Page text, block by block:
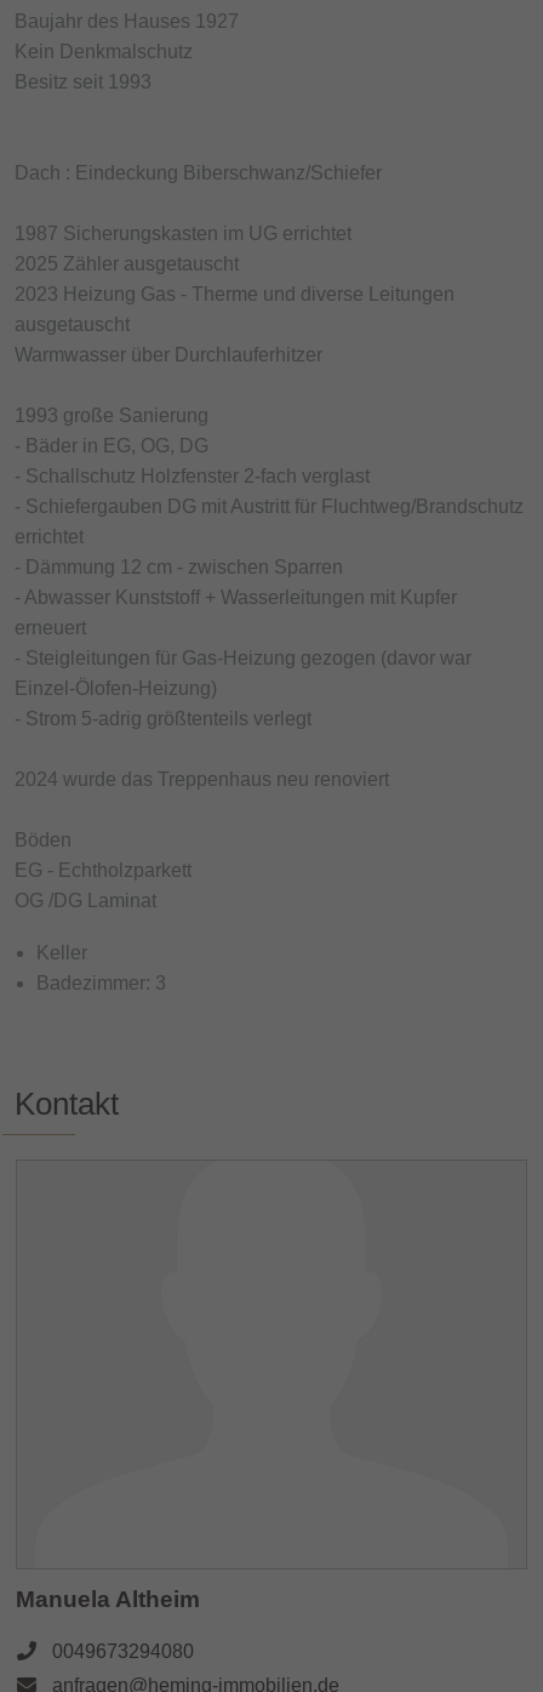
Baujahr des Hauses 1927
Kein Denkmalschutz
Besitz seit 1993
Dach : Eindeckung Biberschwanz/Schiefer
1987 Sicherungskasten im UG errichtet
2025 Zähler ausgetauscht
2023 Heizung Gas - Therme und diverse Leitungen
ausgetauscht
Warmwasser über Durchlauferhitzer
1993 große Sanierung
- Bäder in EG, OG, DG
- Schallschutz Holzfenster 2-fach verglast
- Schiefergauben DG mit Austritt für Fluchtweg/Brandschutz
errichtet
- Dämmung 12 cm - zwischen Sparren
- Abwasser Kunststoff + Wasserleitungen mit Kupfer
erneuert
- Steigleitungen für Gas-Heizung gezogen (davor war
Einzel-Ölofen-Heizung)
- Strom 5-adrig größtenteils verlegt
2024 wurde das Treppenhaus neu renoviert
Böden
EG - Echtholzparkett
OG /DG Laminat
Keller
Badezimmer: 3
Kontakt
Manuela Altheim
0049673294080
anfragen@heming-immobilien.de